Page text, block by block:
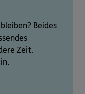
Beides
Zeit.